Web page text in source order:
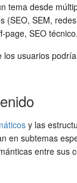
tema desde
SEM,
page, SEO técnico,
usuarios
y las
subtemas
entre